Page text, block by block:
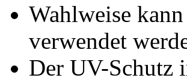
Wahlweise
verwendet
Der UV-Schutz